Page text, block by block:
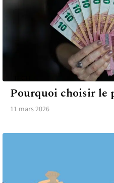
Pourquoi choisir le
11 mars 2026